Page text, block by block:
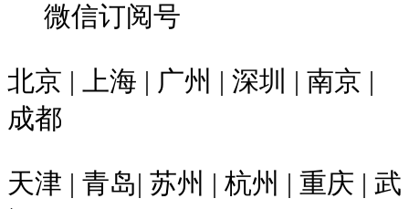
微信订阅号
北京 | 上海 | 广州 | 深圳 | 南京 |
成都
天津 | 青岛| 苏州 | 杭州 | 重庆 | 武